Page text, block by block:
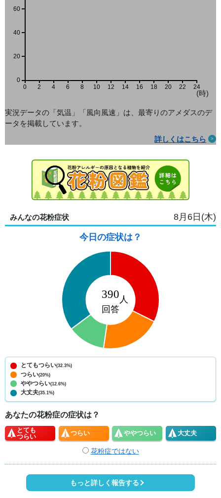
0 2 4 6 8 10 12 14 16 18 20 22 24
(時)
0
20
40
60
実況データの「気温」「風向風速」は、最寄りのアメダスのデ
ータを掲載しています。
詳しくはこちら
みんなの花粉症状 8月6日(木)
今日の症状は？
とてもつらい(32.3%)
つらい(20%)
ややつらい(12.6%)
大丈夫(35.1%)
あなたの花粉症の症状は？
とても
つらい
つらい ややつらい 大丈夫
花粉症ではない
もっと詳しく報告する